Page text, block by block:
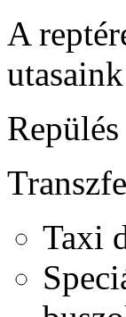
A
Taxi